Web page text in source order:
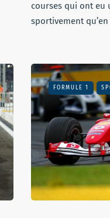
courses qui ont eu
sportivement
FORMULE 1